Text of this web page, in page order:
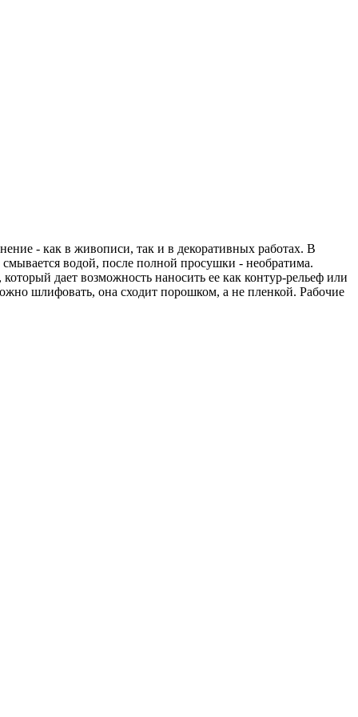
- как в живописи, так и в декоративных работах. В
смывается водой, после полной просушки - необратима.
дает возможность наносить ее как контур-рельеф или
шлифовать, она сходит порошком, а не пленкой. Рабочие